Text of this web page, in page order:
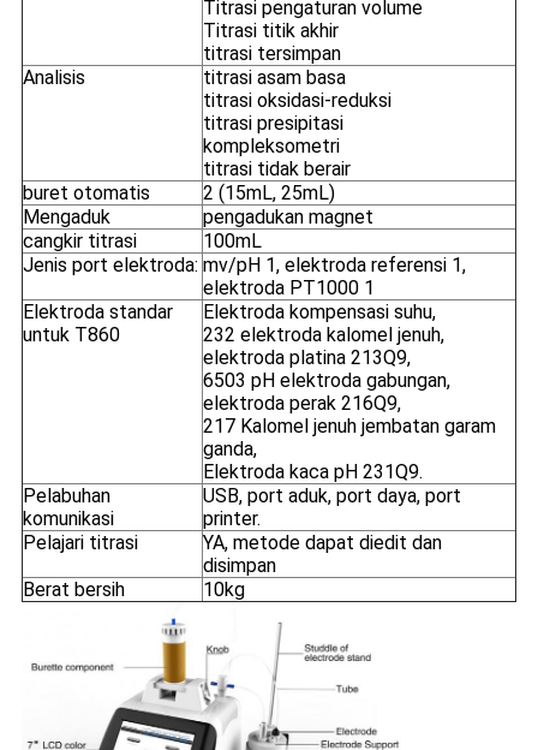
Titrasi pengaturan volume
Titrasi titik akhir
titrasi tersimpan
Analisis
titrasi asam basa
titrasi oksidasi-reduksi
titrasi presipitasi
kompleksometri
titrasi tidak berair
buret otomatis
2 (15mL, 25mL)
Mengaduk
pengadukan magnet
cangkir titrasi
100mL
Jenis port elektroda: mv/pH 1, elektroda referensi 1,
elektroda PT1000 1
Elektroda standar
untuk T860
Elektroda kompensasi suhu,
232 elektroda kalomel jenuh,
elektroda platina 213Q9,
6503 pH elektroda gabungan,
elektroda perak 216Q9,
217 Kalomel jenuh jembatan garam
ganda,
Elektroda kaca pH 231Q9.
Pelabuhan
komunikasi
USB, port aduk, port daya, port
printer.
Pelajari titrasi
YA, metode dapat diedit dan
disimpan
Berat bersih
10kg